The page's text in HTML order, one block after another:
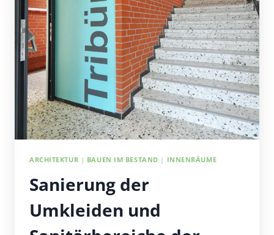
ARCHITEKTUR | BAUEN IM BESTAND | INNENRÄUME
Sanierung der
Umkleiden und